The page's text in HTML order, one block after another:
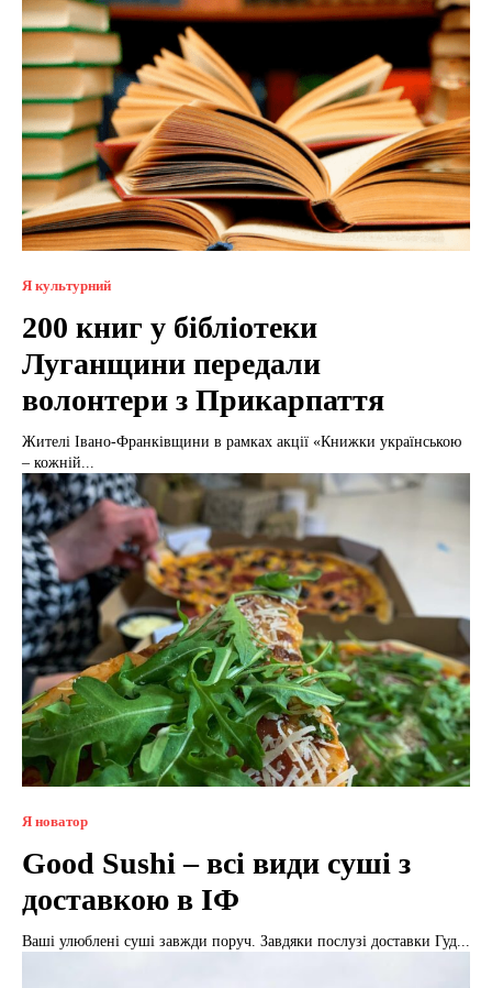
Я культурний
200 книг у бібліотеки
Луганщини передали
волонтери з Прикарпаття
Жителі Івано-Франківщини в рамках акції «Книжки українською
– кожній...
Я новатор
Good Sushi – всі види суші з
доставкою в ІФ
Ваші улюблені суші завжди поруч. Завдяки послузі доставки Гуд...